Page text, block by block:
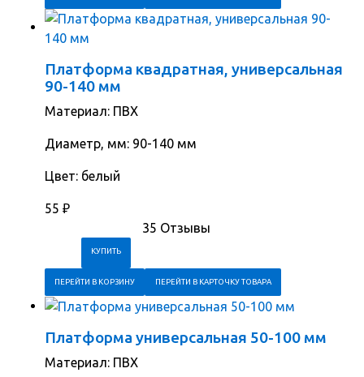
Платформа квадратная, универсальная
90-140 мм
Материал: ПВХ
Диаметр, мм: 90-140 мм
Цвет: белый
55 ₽
35 Отзывы
ПЕРЕЙТИ В КОРЗИНУ ПЕРЕЙТИ В КАРТОЧКУ ТОВАРА
Платформа универсальная 50-100 мм
Материал: ПВХ